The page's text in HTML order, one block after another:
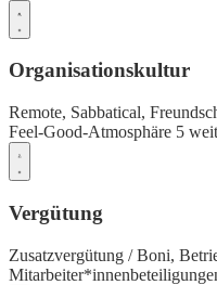
Organisationskultur
Remote, Sabbatical,
Feel-Good-Atmosphäre 5
Vergütung
Zusatzvergütung / Boni,